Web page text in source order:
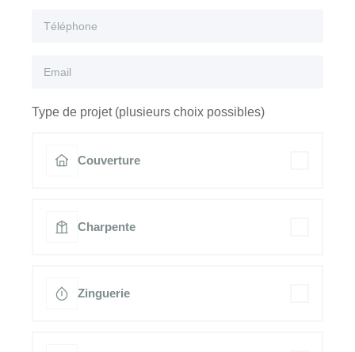
Type de projet (plusieurs choix possibles)
Couverture
Charpente
Zinguerie